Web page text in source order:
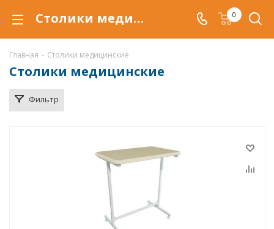
Столики медицинские Hilfe серии МД для размещения медицинского инструмента , лекарственных препаратов и приборов в Магнитогорске, купить стол медицинский по низкой цене, доставка медицинских столов 0
Главная - Столики медицинские
Столики медицинские
Фильтр